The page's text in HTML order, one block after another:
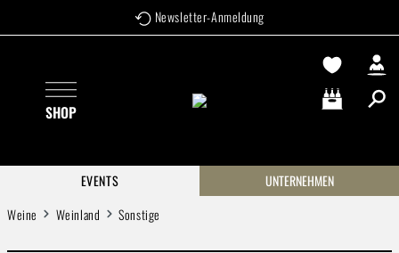
Zum Hauptinhalt springen Newsletter-Anmeldung
SHOP Warenkorb
EVENTS
UNTERNEHMEN
Weine
Weinland Sonstige